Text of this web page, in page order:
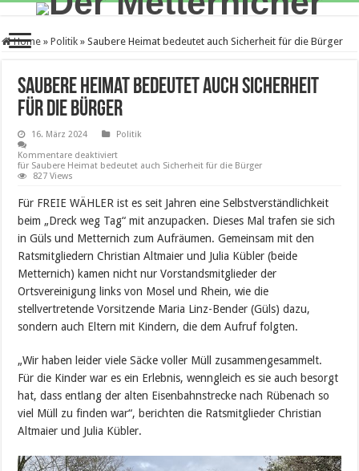
Home » Politik » Saubere Heimat bedeutet auch Sicherheit für die Bürger
Saubere Heimat bedeutet auch Sicherheit
für die Bürger
16. März 2024
Politik
Kommentare deaktiviert
für Saubere Heimat bedeutet auch Sicherheit für die Bürger
827 Views
Für FREIE WÄHLER ist es seit Jahren eine Selbstverständlichkeit
beim „Dreck weg Tag“ mit anzupacken. Dieses Mal trafen sie sich
in Güls und Metternich zum Aufräumen. Gemeinsam mit den
Ratsmitgliedern Christian Altmaier und Julia Kübler (beide
Metternich) kamen nicht nur Vorstandsmitglieder der
Ortsvereinigung links von Mosel und Rhein, wie die
stellvertretende Vorsitzende Maria Linz-Bender (Güls) dazu,
sondern auch Eltern mit Kindern, die dem Aufruf folgten.
„Wir haben leider viele Säcke voller Müll zusammengesammelt.
Für die Kinder war es ein Erlebnis, wenngleich es sie auch besorgt
hat, dass entlang der alten Eisenbahnstrecke nach Rübenach so
viel Müll zu finden war“, berichten die Ratsmitglieder Christian
Altmaier und Julia Kübler.